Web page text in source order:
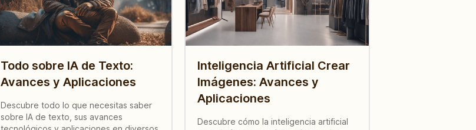
Todo sobre IA de Texto:
Avances y Aplicaciones
Descubre todo lo que necesitas saber
sobre IA de texto, sus avances
Inteligencia Artificial Crear
Imágenes: Avances y
Aplicaciones
Descubre cómo la inteligencia artificial